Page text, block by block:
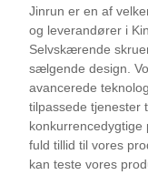
Sydamerika,
markeder.
Jinrun er en af
og leverandører i
Selvskærende
sælgende design.
avancerede
tilpassede tjenester
fuld tillid til vores
kan teste vores